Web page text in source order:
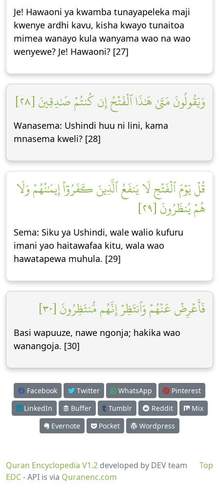
Je! Hawaoni ya kwamba tunayapeleka maji
kwenye ardhi kavu, kisha kwayo tunaitoa
mimea wanayo kula wanyama wao na wao
wenyewe? Je! Hawaoni? [27]
وَيَقُولُونَ مَتَىٰ هَٰذَا ٱلۡفَتۡحُ إِن كُنتُمۡ صَٰدِقِينَ [٢٨]
Wanasema: Ushindi huu ni lini, kama
mnasema kweli? [28]
قُلۡ يَوۡمَ ٱلۡفَتۡحِ لَا يَنفَعُ ٱلَّذِينَ كَفَرُوٓاْ إِيمَٰنُهُمۡ وَلَا
هُمۡ يُنظَرُونَ [٢٩]
Sema: Siku ya Ushindi, wale walio kufuru
imani yao haitawafaa kitu, wala wao
hawatapewa muhula. [29]
فَأَعۡرِضۡ عَنۡهُمۡ وَٱنتَظِرۡ إِنَّهُم مُّنتَظِرُونَ [٣٠]
Basi wapuuze, nawe ngonja; hakika wao
wanangoja. [30]
Facebook Twitter WhatsApp
Pinterest
LinkedIn
Buffer Tumblr Reddit
Mix
Evernote
Pocket Wordpress
Top
Quran Encyclopedia V1.2 developed by DEV team
EDC- API is via Quranenc.com